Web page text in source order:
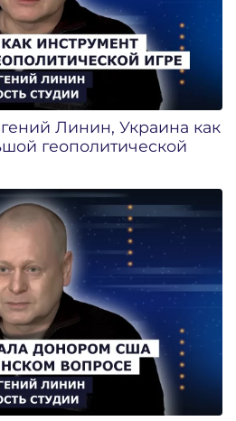
Линин, Украина как
геополитической